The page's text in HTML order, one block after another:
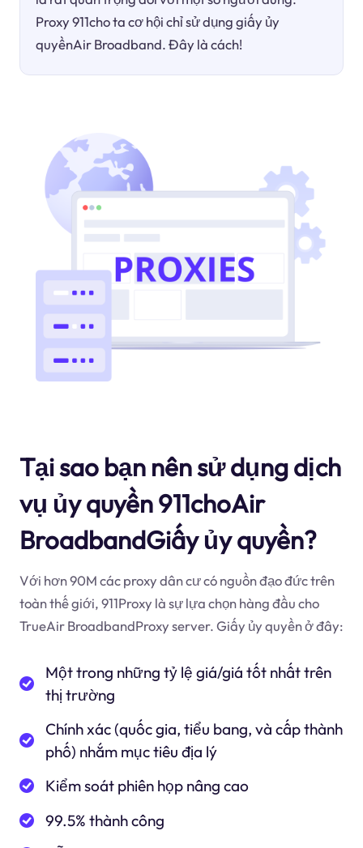
Proxy 911cho ta cơ hội chỉ sử dụng giấy ủy
quyềnAir Broadband. Đây là cách!
Tại sao bạn nên sử dụng dịch
vụ ủy quyền 911choAir
BroadbandGiấy ủy quyền?
Với hơn 90M các proxy dân cư có nguồn đạo đức trên
toàn thế giới, 911Proxy là sự lựa chọn hàng đầu cho
TrueAir BroadbandProxy server. Giấy ủy quyền ở đây:
Một trong những tỷ lệ giá/giá tốt nhất trên
thị trường
Chính xác (quốc gia, tiểu bang, và cấp thành
phố) nhắm mục tiêu địa lý
Kiểm soát phiên họp nâng cao
99.5% thành công